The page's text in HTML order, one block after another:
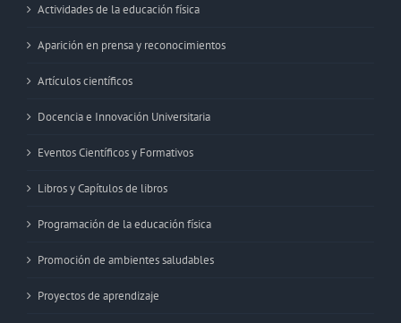
Actividades de la educación física
Aparición en prensa y reconocimientos
Artículos científicos
Docencia e Innovación Universitaria
Eventos Científicos y Formativos
Libros y Capítulos de libros
Programación de la educación física
Promoción de ambientes saludables
Proyectos de aprendizaje